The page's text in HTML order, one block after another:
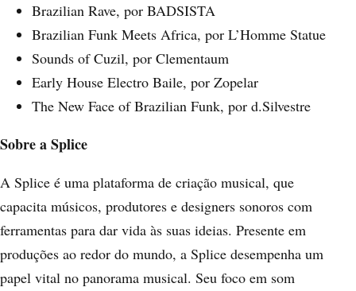
Brazilian Rave, por BADSISTA
Brazilian Funk Meets Africa, por L’Homme Statue
Sounds of Cuzil, por Clementaum
Early House Electro Baile, por Zopelar
The New Face of Brazilian Funk, por d.Silvestre
Sobre a Splice
A Splice é uma plataforma de criação musical, que
capacita músicos, produtores e designers sonoros com
ferramentas para dar vida às suas ideias. Presente em
produções ao redor do mundo, a Splice desempenha um
papel vital no panorama musical. Seu foco em som